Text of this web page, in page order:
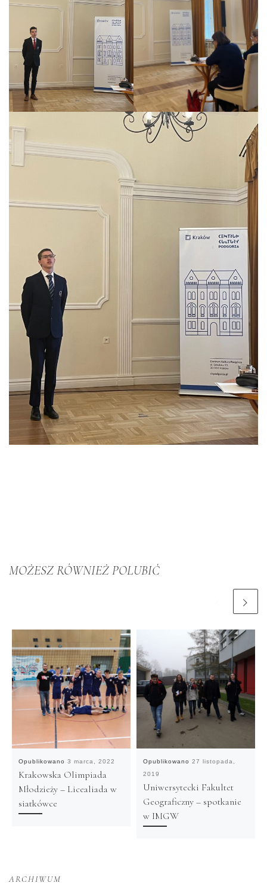
MOŻESZ RÓWNIEŻ POLUBIĆ
Opublikowano 3 marca, 2022
Krakowska Olimpiada
Młodzieży – Licealiada w
siatkówce
Opublikowano 27 listopada,
2019
Uniwersytecki Fakultet
Geograficzny – spotkanie
w IMGW
ARCHIWUM